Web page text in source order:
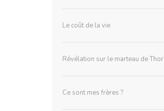
Le coût de la vie
Révélation sur le marteau de Thor
Ce sont mes frères ?